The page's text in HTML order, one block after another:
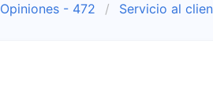
Opiniones - 472 Servicio al